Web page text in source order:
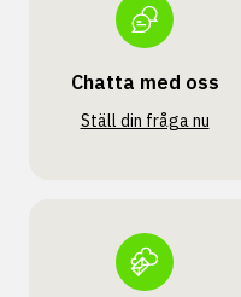
Chatta med oss
Ställ din fråga nu